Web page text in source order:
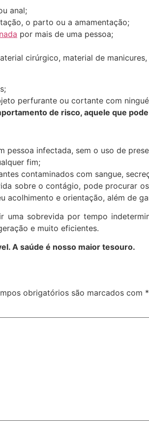
anal;
o parto ou a amamentação;
por mais de uma pessoa;
cirúrgico, material de
perfurante ou cortante com
de risco, aquele que
pessoa infectada, sem o uso de
fim;
contaminados com sangue,
sobre o contágio, pode procurar
acolhimento e orientação, além de
sobrevida por tempo
e muito eficientes.
A saúde é nosso maior tesouro.
obrigatórios são marcados com *